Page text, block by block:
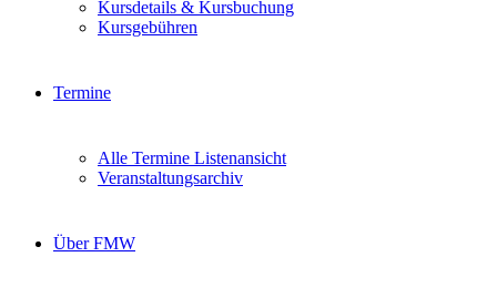
Kursdetails & Kursbuchung
Kursgebühren
Termine
Alle Termine Listenansicht
Veranstaltungsarchiv
Über FMW